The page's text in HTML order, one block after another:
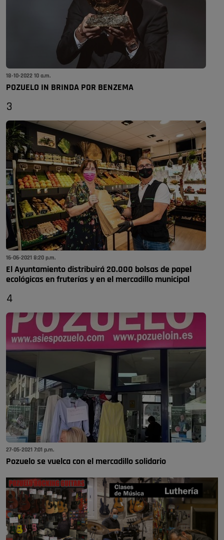
18-10-2022 10 a.m.
POZUELO IN BRINDA POR BENZEMA
3
16-06-2021 8:20 p.m.
El Ayuntamiento distribuirá 20.000 bolsas de papel
ecológicas en fruterías y en el mercadillo municipal
4
27-05-2021 7:01 p.m.
Pozuelo se vuelca con el mercadillo solidario